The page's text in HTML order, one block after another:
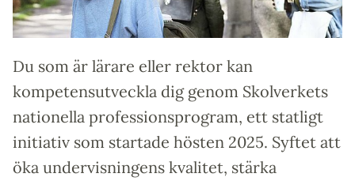
Du som är lärare eller rektor kan
kompetensutveckla dig genom Skolverkets
nationella professionsprogram, ett statligt
initiativ som startade hösten 2025. Syftet att
öka undervisningens kvalitet, stärka